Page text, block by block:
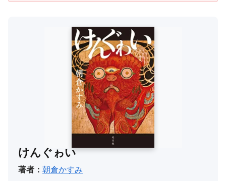
けんぐゎい
著者： 朝倉かすみ